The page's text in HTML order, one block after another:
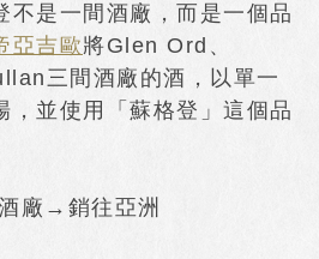
不是一間酒廠，而是一個品
亞吉歐將Glen Ord、
三間酒廠的酒，以單一
，並使用「蘇格登」這個品
廠→銷往亞洲